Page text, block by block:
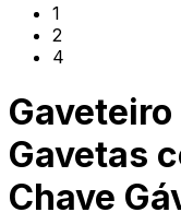
1
2
4
Gavetas
Chave